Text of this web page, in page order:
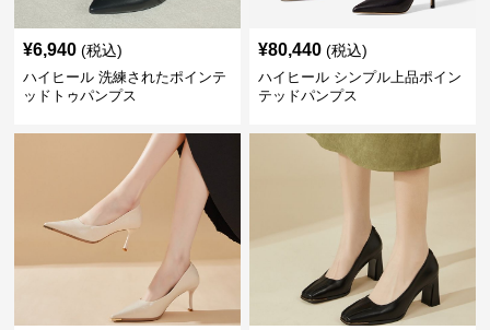
¥6,940 (税込)
ハイヒール 洗練されたポインテ
ッドトゥパンプス
¥80,440 (税込)
ハイヒール シンプル上品ポイン
テッドパンプス